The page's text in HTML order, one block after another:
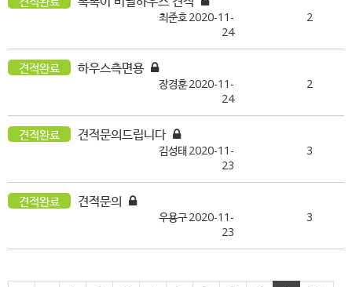
최준호2020-11-
24
2
견적완료 하우스측면용
장경훈2020-11-
24
2
견적완료 견적문의드립니다
김성태2020-11-
23
3
견적완료 견적문의
우용구2020-11-
23
3